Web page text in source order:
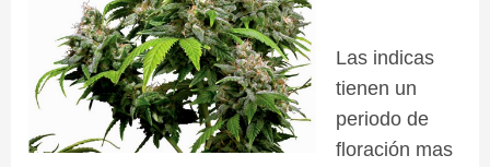
Las indicas
tienen un
periodo de
floración mas